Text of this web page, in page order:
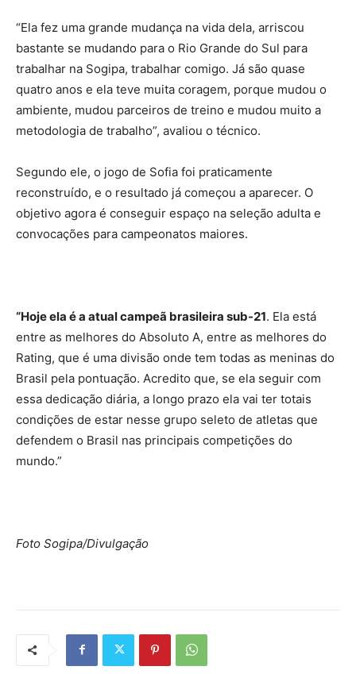
“Ela fez uma grande mudança na vida dela, arriscou
bastante se mudando para o Rio Grande do Sul para
trabalhar na Sogipa, trabalhar comigo. Já são quase
quatro anos e ela teve muita coragem, porque mudou o
ambiente, mudou parceiros de treino e mudou muito a
metodologia de trabalho”, avaliou o técnico.
Segundo ele, o jogo de Sofia foi praticamente
reconstruído, e o resultado já começou a aparecer. O
objetivo agora é conseguir espaço na seleção adulta e
convocações para campeonatos maiores.
“Hoje ela é a atual campeã brasileira sub-21. Ela está
entre as melhores do Absoluto A, entre as melhores do
Rating, que é uma divisão onde tem todas as meninas do
Brasil pela pontuação. Acredito que, se ela seguir com
essa dedicação diária, a longo prazo ela vai ter totais
condições de estar nesse grupo seleto de atletas que
defendem o Brasil nas principais competições do
mundo.”
Foto Sogipa/Divulgação